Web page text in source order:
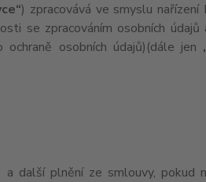
) zpracovává ve smyslu nařízení
se zpracováním osobních údajů
osobních údajů)(dále jen
další plnění ze smlouvy, pokud